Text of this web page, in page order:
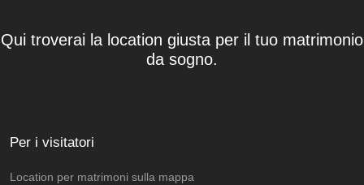
Qui troverai la location giusta per il tuo matrimonio
da sogno.
Per i visitatori
Location per matrimoni sulla mappa